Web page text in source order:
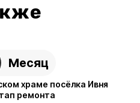
Месяц
храме посёлка Ивня
ремонта